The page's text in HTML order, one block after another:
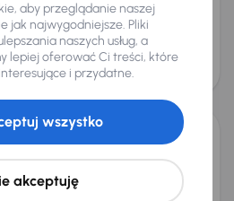
Tempomat
Parktronic
Cena
BlueHDi 88 kW
aby przeglądanie naszej
jak najwygodniejsze. Pliki
naszych usług, a
lepiej oferować Ci treści, które
i przydatne.
akceptuję
wszystko